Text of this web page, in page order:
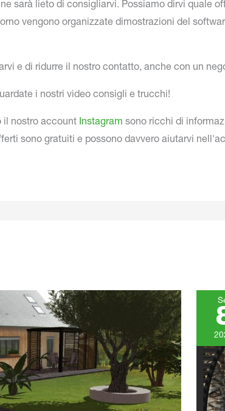
sarà lieto di consigliarvi. Possiamo dirvi quale
vengono organizzate dimostrazioni del
e di ridurre il nostro contatto, anche con un
i nostri video consigli e trucchi!
il nostro account Instagram sono ricchi di
sono gratuiti e possono davvero aiutarvi